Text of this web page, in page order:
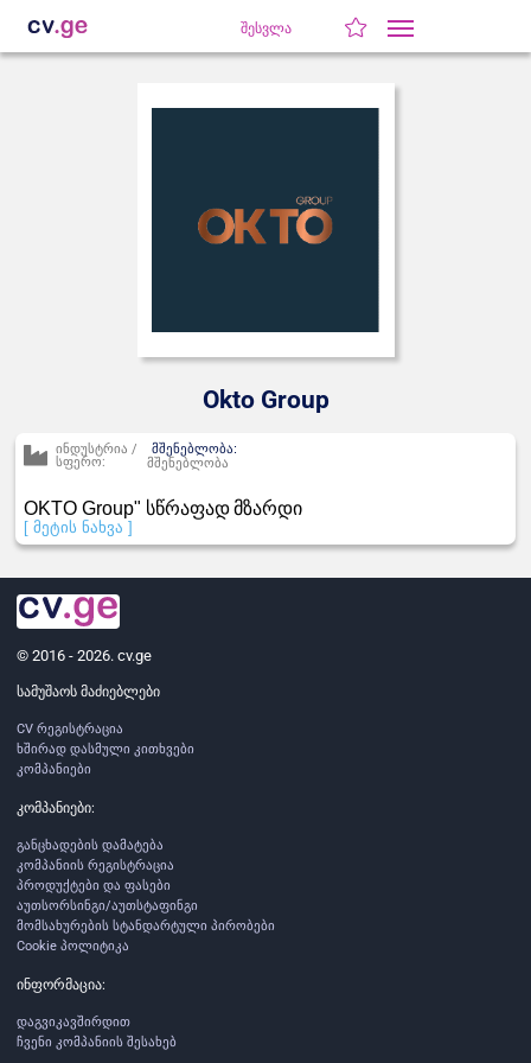
შესვლა
Okto Group
ინდუსტრია /
სფერო:
მშენებლობა:
მშენებლობა
OKTO Group" სწრაფადმზარდი
[ მეტის ნახვა ]
© 2016 - 2026. cv.ge
სამუშაოს მაძიებლები
CV რეგისტრაცია
ხშირად დასმული კითხვები
კომპანიები
კომპანიები:
განცხადების დამატება
კომპანიის რეგისტრაცია
პროდუქტები და ფასები
აუთსორსინგი/აუთსტაფინგი
მომსახურების სტანდარტული პირობები
Cookie პოლიტიკა
ინფორმაცია:
დაგვიკავშირდით
ჩვენი კომპანიის შესახებ